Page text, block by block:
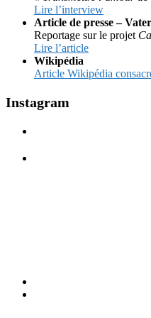
Lire l’interview
Article de presse –
Reportage sur le projet
Lire l’article
Wikipédia
Article Wikipédia
Instagram